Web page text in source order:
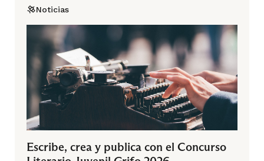
Noticias
Escribe, crea y publica con el Concurso